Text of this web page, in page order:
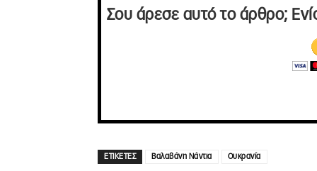
Σου άρεσε αυτό το άρθρο;
ΕΤΙΚΕΤΕΣ Βαλαβάνη Νάντια Ουκρανία